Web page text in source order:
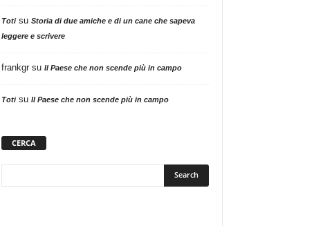
Totisu Storia di due amiche e di un cane che sapeva
leggere e scrivere
frankgrsu Il Paese che non scende più in campo
Totisu Il Paese che non scende più in campo
CERCA